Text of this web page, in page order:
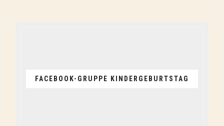
FACEBOOK-GRUPPE KINDERGEBURTSTAG